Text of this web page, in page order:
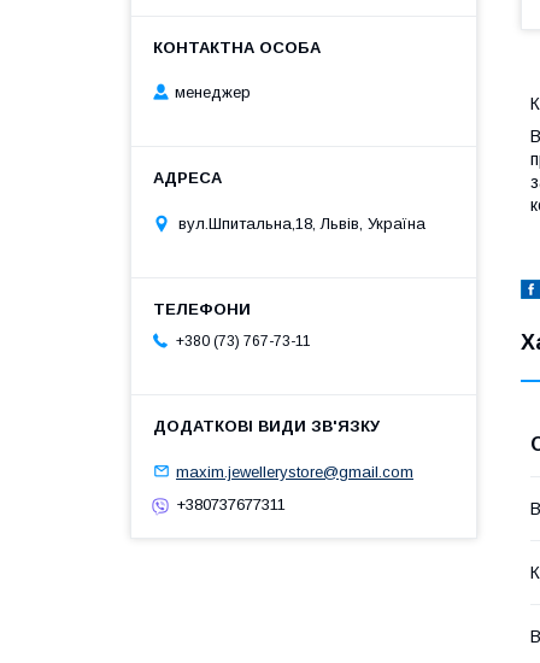
менеджер
вул.Шпитальна,18, Львів, Україна
+380 (73) 767-73-11
maxim.jewellerystore@gmail.com
+380737677311